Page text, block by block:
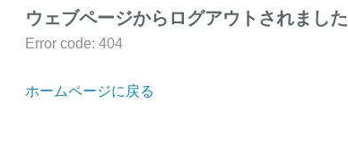
ウェブページからログアウトされました
Error code: 404
ホームページに戻る